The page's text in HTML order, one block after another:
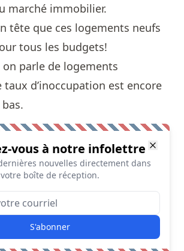
marché immobilier.
tête que ces logements neufs
tous les budgets!
parle de logements
taux d’inoccupation est encore
vous à notre infolettre
nouvelles directement dans
votre boîte de réception.
S'abonner